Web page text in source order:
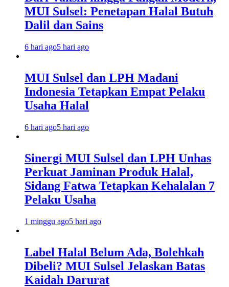
MUI Sulsel: Penetapan Halal Butuh
Dalil dan Sains
6 hari ago5 hari ago
MUI Sulsel dan LPH Madani
Indonesia Tetapkan Empat Pelaku
Usaha Halal
6 hari ago5 hari ago
Sinergi MUI Sulsel dan LPH Unhas
Perkuat Jaminan Produk Halal,
Sidang Fatwa Tetapkan Kehalalan 7
Pelaku Usaha
1 minggu ago5 hari ago
Label Halal Belum Ada, Bolehkah
Dibeli? MUI Sulsel Jelaskan Batas
Kaidah Darurat